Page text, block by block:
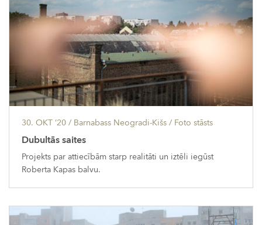
30. OKT ’20 / Barnabass Neogradi-Kišs / Foto stāsts
Dubultās saites
Projekts par attiecībām starp realitāti un iztēli iegūst
Roberta Kapas balvu.